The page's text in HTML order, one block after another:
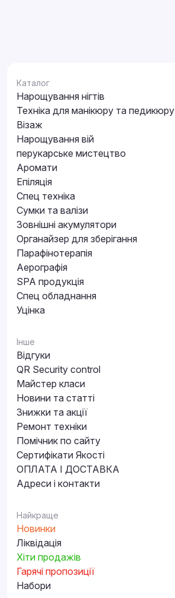
Каталог
Нарощування нігтів
Техніка для манікюру та педикюру
Візаж
Нарощування вій
перукарське мистецтво
Аромати
Епіляція
Спец техніка
Сумки та валізи
Зовнішні акумулятори
Органайзер для зберігання
Парафінотерапія
Аерографія
SPA продукція
Спец обладнання
Уцінка
Інше
Відгуки
QR Security control
Майстер класи
Новини та статті
Знижки та акції
Ремонт техніки
Помічник по сайту
Сертифікати Якості
ОПЛАТА І ДОСТАВКА
Адреси і контакти
Найкраще
Новинки
Ліквідація
Хіти продажів
Гарячі пропозиції
Набори